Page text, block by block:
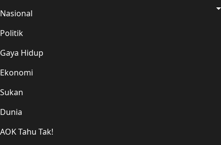
Nasional
Politik
Gaya Hidup
Ekonomi
Sukan
Dunia
AOK Tahu Tak!